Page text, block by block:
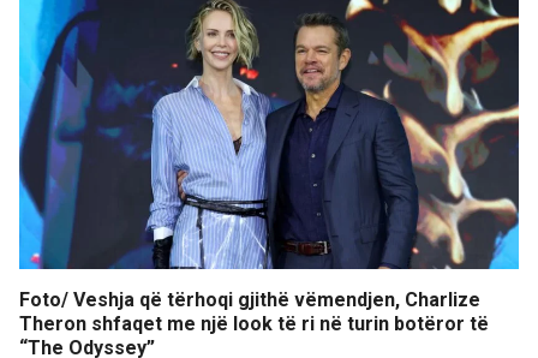
Foto/ Veshja që tërhoqi gjithë vëmendjen, Charlize
Theron shfaqet me një look të ri në turin botëror të
“The Odyssey”